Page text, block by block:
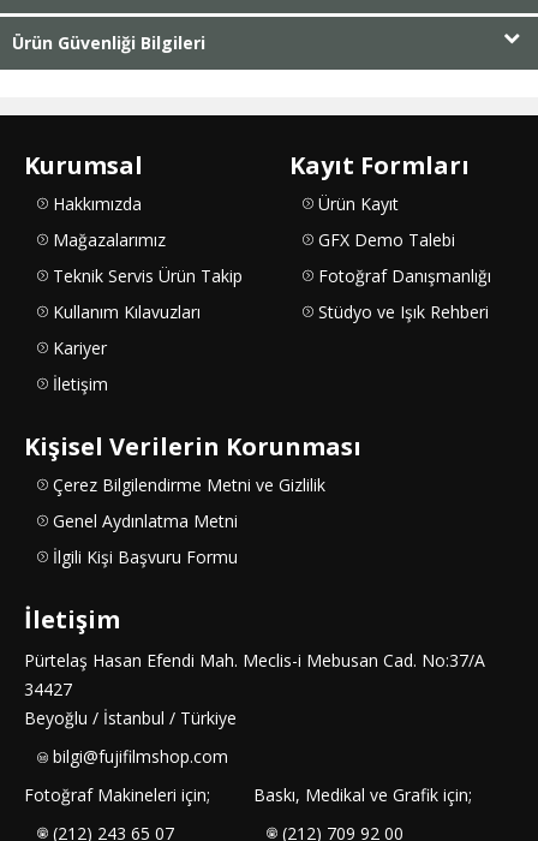
Ürün Güvenliği Bilgileri
Kurumsal
Hakkımızda
Mağazalarımız
Teknik Servis Ürün Takip
Kullanım Kılavuzları
Kariyer
İletişim
Kayıt Formları
Ürün Kayıt
GFX Demo Talebi
Fotoğraf Danışmanlığı
Stüdyo ve Işık Rehberi
Kişisel Verilerin Korunması
Çerez Bilgilendirme Metni ve Gizlilik
Genel Aydınlatma Metni
İlgili Kişi Başvuru Formu
İletişim
Pürtelaş Hasan Efendi Mah. Meclis-i Mebusan Cad. No:37/A
34427
Beyoğlu / İstanbul / Türkiye
bilgi@fujifilmshop.com
Fotoğraf Makineleri için;
(212) 243 65 07
Baskı, Medikal ve Grafik için;
(212) 709 92 00